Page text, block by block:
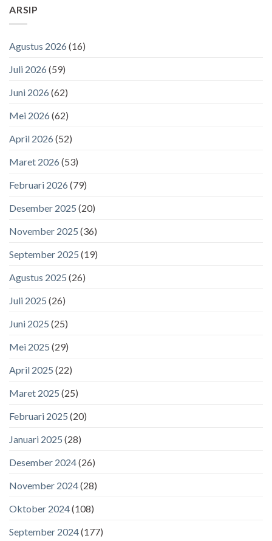
ARSIP
Agustus 2026 (16)
Juli 2026 (59)
Juni 2026 (62)
Mei 2026 (62)
April 2026 (52)
Maret 2026 (53)
Februari 2026 (79)
Desember 2025 (20)
November 2025 (36)
September 2025 (19)
Agustus 2025 (26)
Juli 2025 (26)
Juni 2025 (25)
Mei 2025 (29)
April 2025 (22)
Maret 2025 (25)
Februari 2025 (20)
Januari 2025 (28)
Desember 2024(26)
November 2024(28)
Oktober 2024(108)
September 2024(177)